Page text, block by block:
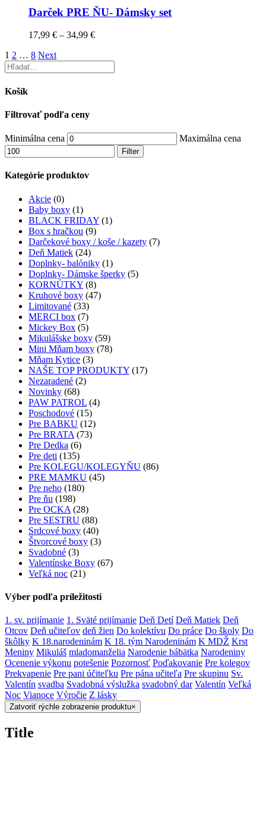
Darček PRE ŇU- Dámsky set
17,99 € – 34,99 €
1 2 … 8 Next
Košík
Filtrovať podľa ceny
Minimálna cena Maximálna cena
Filter
Kategórie produktov
Akcie (0)
Baby boxy (1)
BLACK FRIDAY (1)
Box s hračkou (9)
Darčekové boxy / koše / kazety (7)
Deň Matiek (24)
Doplnky- balóniky (1)
Doplnky- Dámske šperky (5)
KORNŮTKY (8)
Kruhové boxy (47)
Limitované (33)
MERCI box (7)
Mickey Box (5)
Mikulášske boxy (59)
Mini Mňam boxy (78)
Mňam Kytice (3)
NAŠE TOP PRODUKTY (17)
Nezaradené (2)
Novinky (68)
PAW PATROL (4)
Poschodové (15)
Pre BABKU (12)
Pre BRATA (73)
Pre Dedka (6)
Pre deti (135)
Pre KOLEGU/KOLEGYŇU (86)
PRE MAMKU (45)
Pre neho (180)
Pre ňu (198)
Pre OCKA (28)
Pre SESTRU (88)
Srdcové boxy (40)
Štvorcové boxy (3)
Svadobné (3)
Valentínske Boxy (67)
Veľká noc (21)
Výber podľa príležitosti
1. sv. prijímanie 1. Sväté prijímanie Deň Detí Deň Matiek Deň
Otcov Deň učiteľov deň žien Do kolektívu Do práce Do školy Do
škôlky K 18.narodeninám K 18. tým Narodeninám K MDŽ Krst
Meniny Mikuláš mladomanželia Narodenie bábätka Narodeniny
Ocenenie výkonu potešenie Pozornosť Poďakovanie Pre kolegov
Prekvapenie Pre pani účiteľku Pre pána učiteľa Pre skupinu Sv.
Valentín svadba Svadobná výslužka svadobný dar Valentín Veľká
Noc Vianoce Výročie Z lásky
Zatvoriť rýchle zobrazenie produktu×
Title